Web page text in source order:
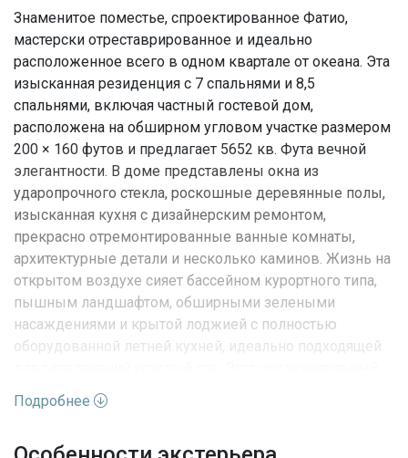
Знаменитое поместье, спроектированное Фатио,
мастерски отреставрированное и идеально
расположенное всего в одном квартале от океана. Эта
изысканная резиденция с 7 спальнями и 8,5
спальнями, включая частный гостевой дом,
расположена на обширном угловом участке размером
200 × 160 футов и предлагает 5652 кв. Фута вечной
элегантности. В доме представлены окна из
ударопрочного стекла, роскошные деревянные полы,
изысканная кухня с дизайнерским ремонтом,
прекрасно отремонтированные ванные комнаты,
архитектурные детали и несколько каминов. Жизнь на
открытом воздухе сияет бассейном курортного типа,
пышным ландшафтом, обширными зелеными
насаждениями и крытой лоджией с полностью
оборудованной летней кухней, идеально подходящей
отель с круговым подъездом, гаражом на 2 машины и
полностью бетонной/ударной конструкцией сочетает в
Подробнее